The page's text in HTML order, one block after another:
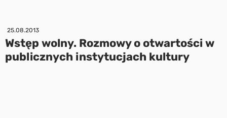
25.08.2013
Wstęp wolny. Rozmowy o otwartości w
publicznych instytucjach kultury